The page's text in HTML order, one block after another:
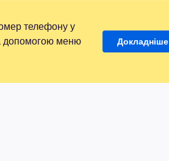
телефону у
допомогою меню
Докладніше